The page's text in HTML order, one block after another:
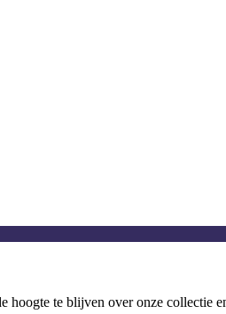
hoogte te blijven over onze collectie